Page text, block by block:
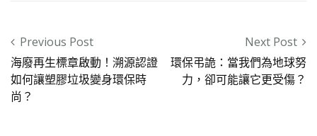
Post navigation
Previous Post
海廢再生標章啟動！溯源認證
如何讓塑膠垃圾變身環保時
尚？
Next Post
環保弔詭：當我們為地球努
力，卻可能讓它更受傷？